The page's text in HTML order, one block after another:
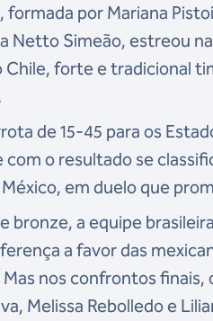
por Mariana
Netto Simeão, estreou
forte e tradicional
de 15-45 para os
o resultado se
em duelo que
bronze, a equipe
a favor das
nos confrontos
Melissa Rebolledo e